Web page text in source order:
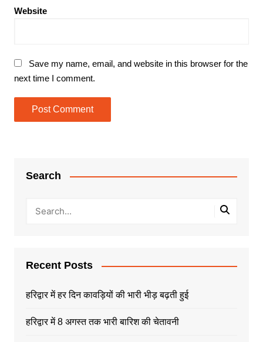
Website
Save my name, email, and website in this browser for the
next time I comment.
Search
Recent Posts
हरिद्वार में हर दिन कावड़ियों की भारी भीड़ बढ़ती हुई
हरिद्वार में 8 अगस्त तक भारी बारिश की चेतावनी